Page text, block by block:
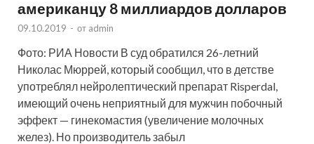
американцу 8 миллиардов долларов
09.10.2019 - от admin
Фото: РИА Новости В суд обратился 26-летний
Николас Мюррей, который сообщил, что в детстве
употреблял нейролептический препарат Risperdal,
имеющий очень неприятный для мужчин побочный
эффект — гинекомастия (увеличение молочных
желез). Но производитель забыл